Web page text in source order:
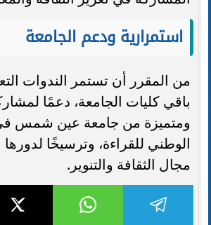
استمرارية ودعم الجامعة
من المقرر أن تستمر الندوات
باقي كليات الجامعة، دعمًا
ومتميزة من جامعة عين شمس
الوطني للقراءة، وترسيخًا
مجال الثقافة والتنوير.